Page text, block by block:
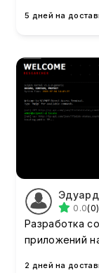
5 дней на
0.0(0)
Разработка
приложений
2 дней на